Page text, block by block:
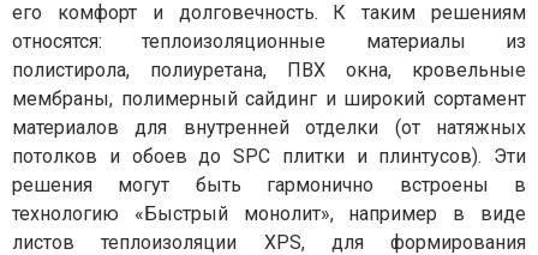
его комфорт и долговечность. К таким решениям
относятся: теплоизоляционные материалы из
полистирола, полиуретана, ПВХ окна, кровельные
мембраны, полимерный сайдинг и широкий сортамент
материалов для внутренней отделки (от натяжных
потолков и обоев до SPC плитки и плинтусов). Эти
решения могут быть гармонично встроены в
технологию «Быстрый монолит», например в виде
листов теплоизоляции XPS, для формирования